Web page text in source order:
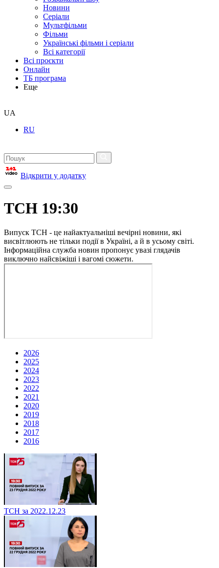
Новини
Серіали
Мультфільми
Фільми
Українські фільми і серіали
Всі категорії
Всі проєкти
Онлайн
ТБ програма
Еще
UA
RU
Відкрити у додатку
ТСН 19:30
Випуск ТСН - це найактуальніші вечірні новини, які
висвітлюють не тільки події в Україні, а й в усьому світі.
Інформаційна служба новин пропонує увазі глядачів
виключно найсвіжіші і вагомі сюжети.
2026
2025
2024
2023
2022
2021
2020
2019
2018
2017
2016
ТСН за 2022.12.23